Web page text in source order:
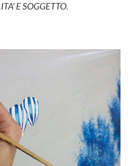
E SOGGETTO.